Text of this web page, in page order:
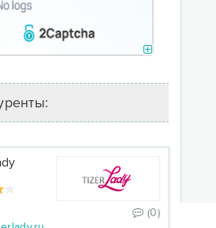
(0)